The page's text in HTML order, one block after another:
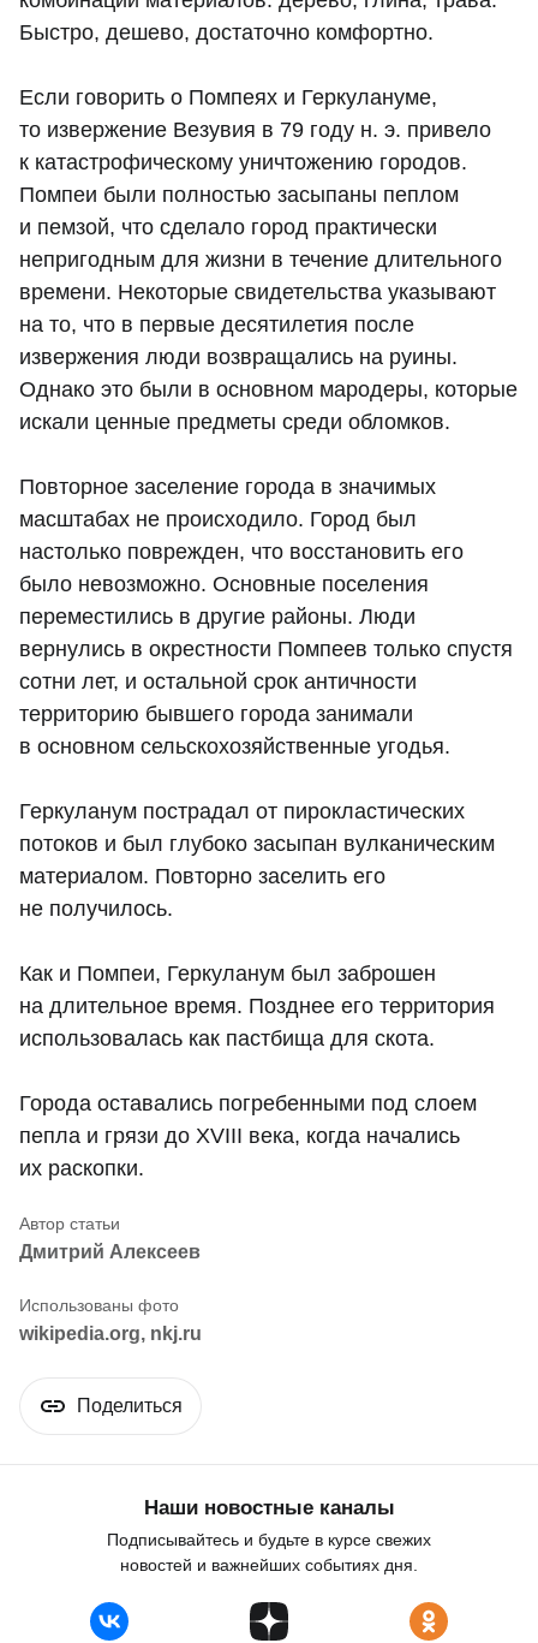
Быстро, дешево, достаточно комфортно.
Если говорить о Помпеях и Геркулануме,
то извержение Везувия в 79 году н. э. привело
к катастрофическому уничтожению городов.
Помпеи были полностью засыпаны пеплом
и пемзой, что сделало город практически
непригодным для жизни в течение длительного
времени. Некоторые свидетельства указывают
на то, что в первые десятилетия после
извержения люди возвращались на руины.
Однако это были в основном мародеры, которые
искали ценные предметы среди обломков.
Повторное заселение города в значимых
масштабах не происходило. Город был
настолько поврежден, что восстановить его
было невозможно. Основные поселения
переместились в другие районы. Люди
вернулись в окрестности Помпеев только спустя
сотни лет, и остальной срок античности
территорию бывшего города занимали
в основном сельскохозяйственные угодья.
Геркуланум пострадал от пирокластических
потоков и был глубоко засыпан вулканическим
материалом. Повторно заселить его
не получилось.
Как и Помпеи, Геркуланум был заброшен
на длительное время. Позднее его территория
использовалась как пастбища для скота.
Города оставались погребенными под слоем
пепла и грязи до XVIII века, когда начались
их раскопки.
Дмитрий Алексеев
wikipedia.org, nkj.ru
Поделиться
Наши новостные каналы
Подписывайтесь и будьте в курсе свежих
новостей и важнейших событиях дня.